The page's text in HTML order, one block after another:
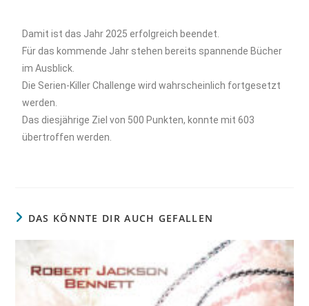
Damit ist das Jahr 2025 erfolgreich beendet.
Für das kommende Jahr stehen bereits spannende Bücher
im Ausblick.
Die Serien-Killer Challenge wird wahrscheinlich fortgesetzt
werden.
Das diesjährige Ziel von 500 Punkten, konnte mit 603
übertroffen werden.
DAS KÖNNTE DIR AUCH GEFALLEN